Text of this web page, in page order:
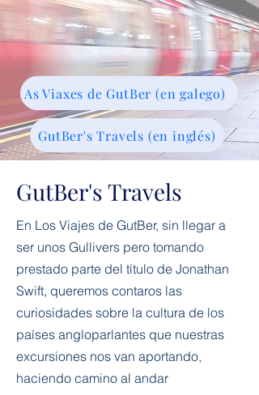
As Viaxes de GutBer (en galego)
GutBer's Travels (en inglés)
GutBer's Travels
En Los Viajes de GutBer, sin llegar a
ser unos Gullivers pero tomando
prestado parte del título de Jonathan
Swift, queremos contaros las
curiosidades sobre la cultura de los
países angloparlantes que nuestras
excursiones nos van aportando,
haciendo camino al andar